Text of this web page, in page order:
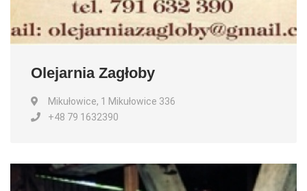
Olejarnia Zagłoby
Mikułowice, 1 Mikułowice 336
+48 79 1632390